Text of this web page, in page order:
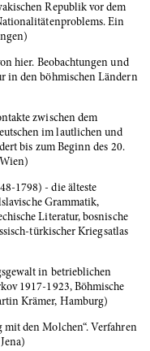
Republik vor dem
Ein
hier. Beobachtungen und
in den böhmischen Ländern
zwischen dem
im lautlichen und
bis zum Beginn des 20.
1798) - die älteste
Grammatik,
Literatur, bosnische
türkischer Kriegsatlas
in betrieblichen
1917-1923, Böhmische
Krämer, Hamburg)
mit den Molchen“. Verfahren